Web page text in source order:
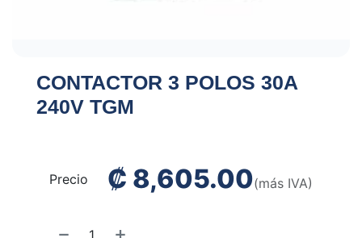
CONTACTOR 3 POLOS 30A
240V TGM
Precio ₡ 8,605.00(más IVA)